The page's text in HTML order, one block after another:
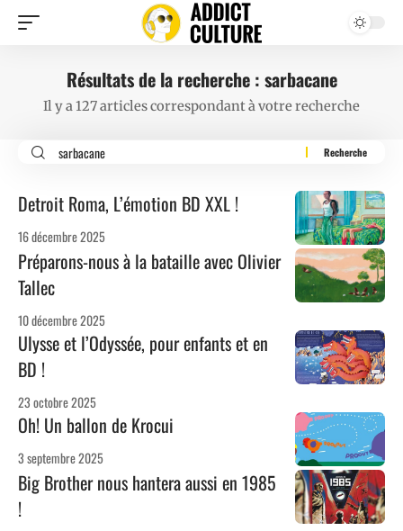
Résultats de la recherche : sarbacane
Il y a 127 articles correspondant à votre recherche
Detroit Roma, L’émotion BD XXL !
16 décembre 2025
Préparons-nous à la bataille avec Olivier
Tallec
10 décembre 2025
Ulysse et l’Odyssée, pour enfants et en
BD !
23 octobre 2025
Oh! Un ballon de Krocui
3 septembre 2025
Big Brother nous hantera aussi en 1985
!